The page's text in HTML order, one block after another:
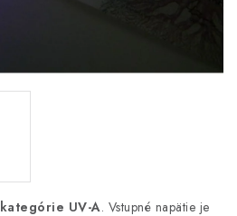
kategórie UV-A. Vstupné napätie je